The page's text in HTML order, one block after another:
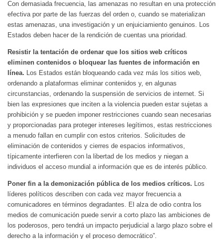
Con demasiada frecuencia, las amenazas no resultan en una protección
efectiva por parte de las fuerzas del orden o, cuando se materializan
estas amenazas, una investigación y un enjuiciamiento genuinos. Los
Estados deben hacer de la rendición de cuentas una prioridad.
Resistir la tentación de ordenar que los sitios web críticos
eliminen contenidos o bloquear las fuentes de información en
línea. Los Estados están bloqueando cada vez más los sitios web,
ordenando a plataformas eliminar contenidos y, en algunas
circunstancias, ordenando la suspensión de servicios de internet. Si
bien las expresiones que inciten a la violencia pueden estar sujetas a
prohibición y se pueden imponer restricciones cuando sean necesarias
y proporcionadas para proteger intereses legítimos, estas restricciones
a menudo fallan en cumplir con estos criterios. Solicitudes de
eliminación de contenidos y cierres de espacios informativos,
típicamente interfieren con la libertad de los medios y niegan a
individuos el acceso mundial a información que es de interés público.
Poner fin a la demonización pública de los medios críticos. Los
líderes políticos describen con cada vez mayor frecuencia a
comunicadores en términos degradantes. El alza de odio contra los
medios de comunicación puede servir a corto plazo las ambiciones de
los poderosos, pero tendrá un impacto perjudicial a largo plazo sobre el
derecho a la información y el proceso democrático”.